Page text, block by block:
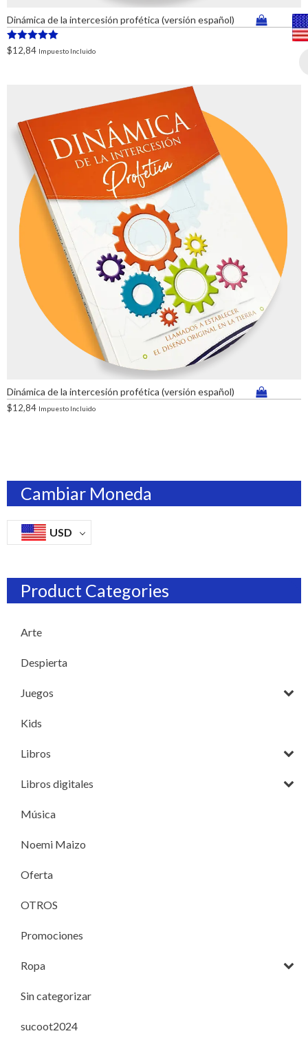
Dinámica de la intercesión profética (versión español)
Valorado en
$12,84 Impuesto Incluido
Dinámica de la intercesión profética (versión español)
$12,84 Impuesto Incluido
Cambiar Moneda
USD
Product Categories
Arte
Despierta
Juegos
Kids
Libros
Libros digitales
Música
Noemi Maizo
Oferta
OTROS
Promociones
Ropa
Sin categorizar
sucoot2024